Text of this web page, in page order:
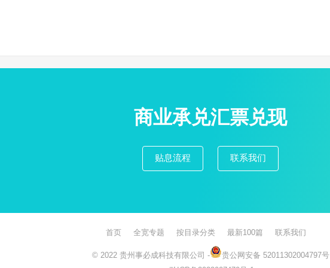
商业承兑汇票兑现
贴息流程 联系我们
首页 全宽专题 按目录分类 最新100篇 联系我们
© 2022 贵州事必成科技有限公司 -
贵公网安备 52011302004797号